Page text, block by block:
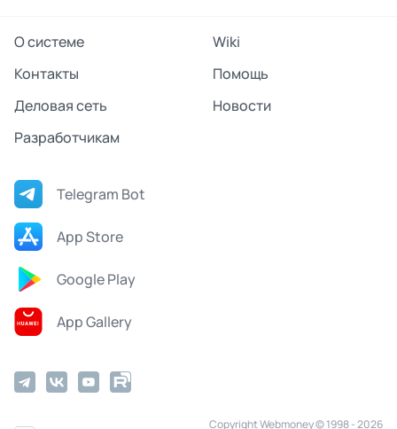
О системе
Wiki
Контакты
Помощь
Деловая сеть
Новости
Разработчикам
Telegram Bot
App Store
Google Play
App Gallery
Copyright Webmoney © 1998 - 2026